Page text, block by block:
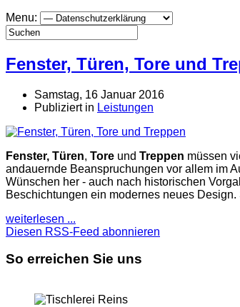
Menu:
Fenster, Türen, Tore und
Samstag, 16 Januar 2016
Publiziert in Leistungen
Fenster, Türen, Tore und Treppen müssen
andauernde Beanspruchungen vor allem im
Wünschen her - auch nach historischen
Beschichtungen ein modernes neues
weiterlesen ...
Diesen RSS-Feed abonnieren
So erreichen Sie uns